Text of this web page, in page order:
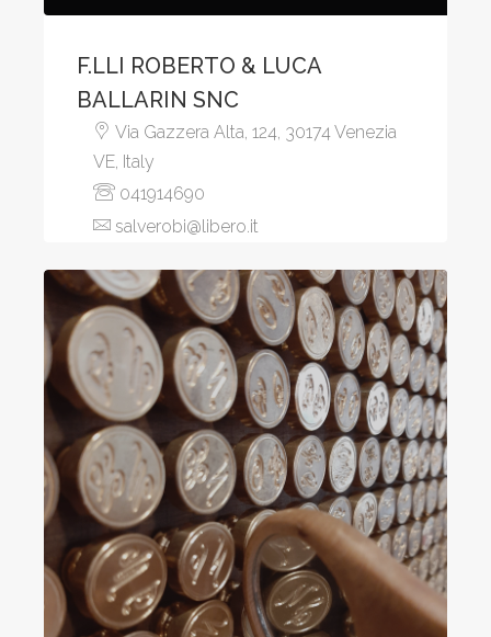
F.LLI ROBERTO & LUCA
BALLARIN SNC
Via Gazzera Alta, 124, 30174 Venezia
VE, Italy
041914690
salverobi@libero.it